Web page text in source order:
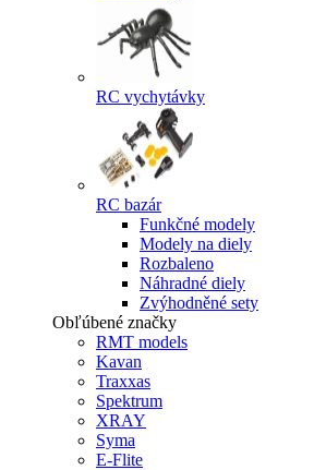
RC vychytávky
RC bazár
Funkčné modely
Modely na diely
Rozbaleno
Náhradné diely
Zvýhodněné sety
Obľúbené značky
RMT models
Kavan
Traxxas
Spektrum
XRAY
Syma
E-Flite